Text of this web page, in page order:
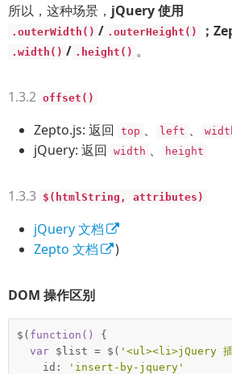
所以，这种场景， jQuery 使用
.outerWidth() / .outerHeight() ；
.width() / .height() 。
offset()
Zepto.js: 返回 top 、 left 、
jQuery: 返回 width 、 height
$(htmlString, attributes)
jQuery 文档
Zepto 文档
)
DOM 操作区别
$( function ( ) {
var $list = $( '<ul><li>jQuery
    id:
'insert-by-jquery'